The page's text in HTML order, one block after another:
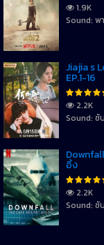
1.9K
Sound: พ
Jiajia s
EP.1-16
2.2K
Sound: ซั
อิ้ง
2.2K
Sound: ซั